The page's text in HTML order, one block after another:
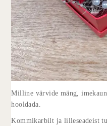
Milline värvide mäng,
hooldada.
Kommikarbilt ja lilleseadeist